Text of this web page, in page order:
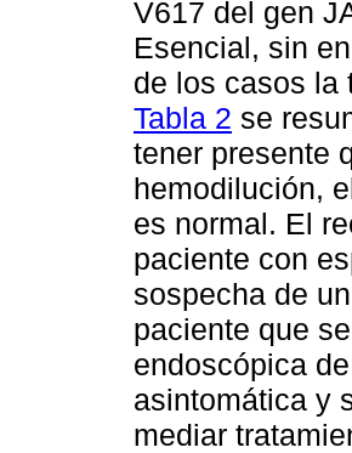
V617 del gen
Esencial, sin
de los casos la
Tabla 2 se
tener presente
hemodilución,
es normal. El
paciente con
sospecha de
paciente que
endoscópica
asintomática y
mediar